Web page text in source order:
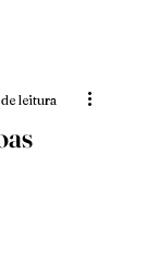
leitura